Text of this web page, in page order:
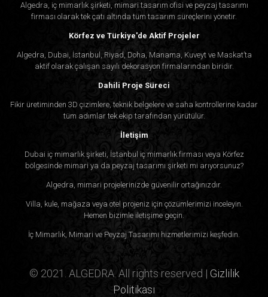
Algedra, iç mimarlık şirketi, mimari tasarım ofisi ve peyzaj tasarımı
firması olarak tek çatı altında tüm tasarım süreçlerini yönetir.
Körfez ve Türkiye'de Aktif Projeler
Algedra, Dubai, İstanbul, Riyad, Doha, Manama, Kuveyt ve Maskat’ta
aktif olarak çalışan sayılı dekorasyon firmalarından biridir.
Dahili Proje Süreci
Fikir üretiminden 3D çizimlere, teknik belgelere ve saha kontrollerine kadar
tüm adımlar tek ekip tarafından yürütülür.
İletişim
Dubai iç mimarlık şirketi, İstanbul iç mimarlık firması veya Körfez
bölgesinde mimari ya da peyzaj tasarımı şirketi mi arıyorsunuz?
Algedra, mimari projelerinizde güvenilir ortağınızdır.
Villa, kule, mağaza veya otel projeniz için çözümlerimizi inceleyin.
Hemen bizimle iletişime geçin.
İç Mimarlık, Mimari ve Peyzaj Tasarımı hizmetlerimizi keşfedin.
© 2021. ALGEDRA. All rights reserved | Gizlilik
Politikası